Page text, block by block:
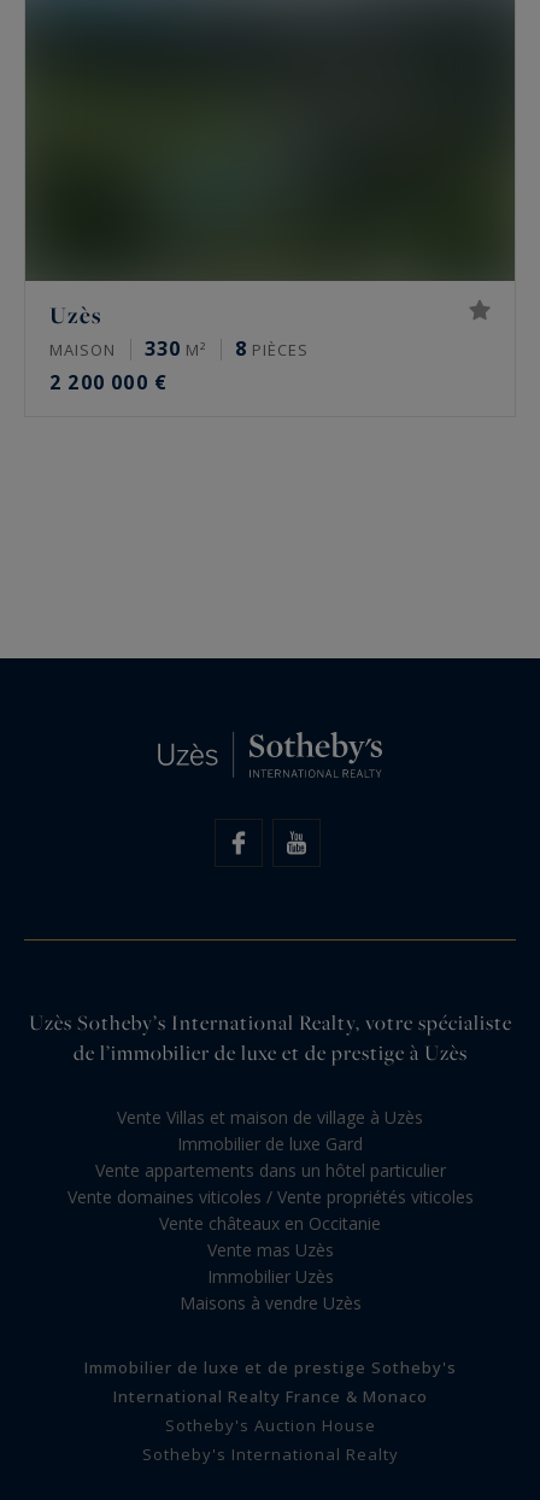
Uzès
MAISON 330 M² 8 PIÈCES
2 200 000 €
Uzès Sotheby’s International Realty, votre spécialiste
de l’immobilier de luxe et de prestige à Uzès
Vente Villas et maison de village à Uzès
Immobilier de luxe Gard
Vente appartements dans un hôtel particulier
Vente domaines viticoles / Vente propriétés viticoles
Vente châteaux en Occitanie
Vente mas Uzès
Immobilier Uzès
Maisons à vendre Uzès
Immobilier de luxe et de prestige Sotheby's
International Realty France & Monaco
Sotheby's Auction House
Sotheby's International Realty